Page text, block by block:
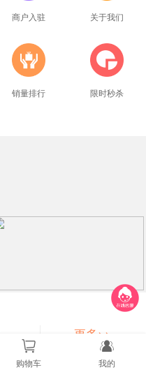
商户入驻 关于我们
销量排行 限时秒杀
更多>>
购物车 我的